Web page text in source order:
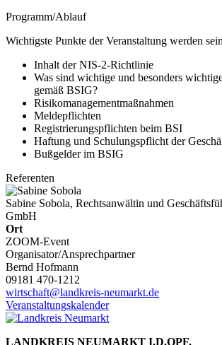
Programm/Ablauf
Wichtigste Punkte der Veranstaltung werden
Inhalt der NIS-2-Richtlinie
Was sind wichtige und besonders
gemäß BSIG?
Risikomanagementmaßnahmen
Meldepflichten
Registrierungspflichten beim BSI
Haftung und Schulungspflicht der
Bußgelder im BSIG
Referenten
Sabine Sobola, Rechtsanwältin und
GmbH
Ort
ZOOM-Event
Organisator/Ansprechpartner
Bernd Hofmann
09181 470-1212
wirtschaft@landkreis-neumarkt.de
Veranstaltungskalender
LANDKREIS NEUMARKT I.D.OPF.